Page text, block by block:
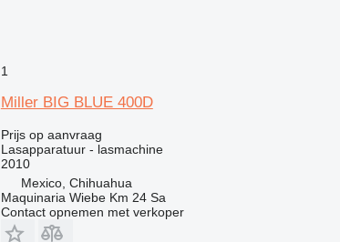
1
Miller BIG BLUE 400D
Prijs op aanvraag
Lasapparatuur - lasmachine
2010
Mexico, Chihuahua
Maquinaria Wiebe Km 24 Sa
Contact opnemen met verkoper